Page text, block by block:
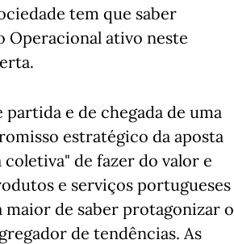
tem que saber
Operacional ativo neste
e de chegada de uma
estratégico da aposta
de fazer do valor e
e serviços portugueses
maior de saber protagonizar o
de tendências. As